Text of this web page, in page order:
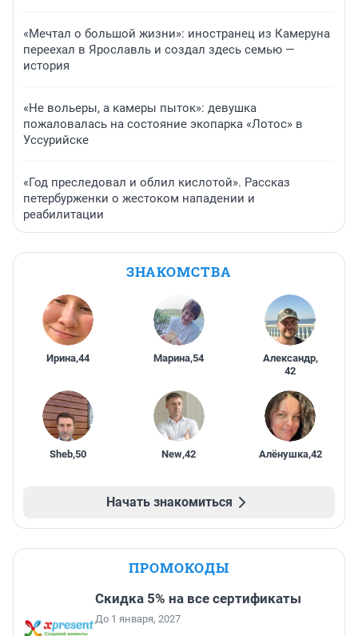
«Мечтал о большой жизни»: иностранец из Камеруна
переехал в Ярославль и создал здесь семью —
история
«Не вольеры, а камеры пыток»: девушка
пожаловалась на состояние экопарка «Лотос» в
Уссурийске
«Год преследовал и облил кислотой». Рассказ
петербурженки о жестоком нападении и
реабилитации
ЗНАКОМСТВА
Ирина,44 Марина,54 Александр,
42
Sheb,50 New,42 Алёнушка,42
Начать знакомиться
ПРОМОКОДЫ
Скидка 5% на все сертификаты
До 1 января, 2027